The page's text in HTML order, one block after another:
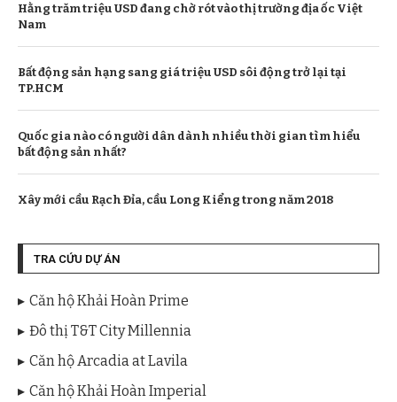
Hằng trăm triệu USD đang chờ rót vào thị trường địa ốc Việt
Nam
Bất động sản hạng sang giá triệu USD sôi động trở lại tại
TP.HCM
Quốc gia nào có người dân dành nhiều thời gian tìm hiểu
bất động sản nhất?
Xây mới cầu Rạch Đỉa, cầu Long Kiểng trong năm 2018
TRA CỨU DỰ ÁN
Căn hộ Khải Hoàn Prime
Đô thị T&T City Millennia
Căn hộ Arcadia at Lavila
Căn hộ Khải Hoàn Imperial